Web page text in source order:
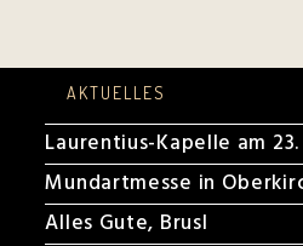
AKTUELLES
Laurentius-Kapelle am
Mundartmesse in
Alles Gute, Brusl